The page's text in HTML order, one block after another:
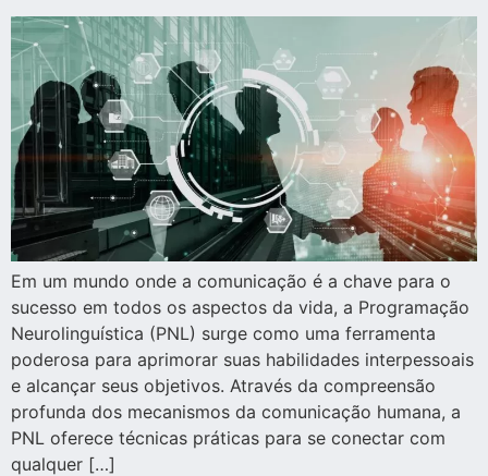
Em um mundo onde a comunicação é a chave para o
sucesso em todos os aspectos da vida, a Programação
Neurolinguística (PNL) surge como uma ferramenta
poderosa para aprimorar suas habilidades interpessoais
e alcançar seus objetivos. Através da compreensão
profunda dos mecanismos da comunicação humana, a
PNL oferece técnicas práticas para se conectar com
qualquer […]